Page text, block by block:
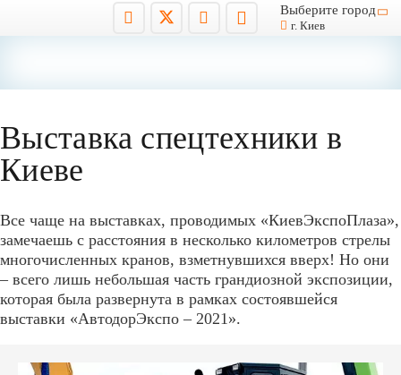
Выберите город
г. Киев
Выставка спецтехники в
Киеве
Все чаще на выставках, проводимых «КиевЭкспоПлаза»,
замечаешь с расстояния в несколько километров стрелы
многочисленных кранов, взметнувшихся вверх! Но они
– всего лишь небольшая часть грандиозной экспозиции,
которая была развернута в рамках состоявшейся
выставки «АвтодорЭкспо – 2021».